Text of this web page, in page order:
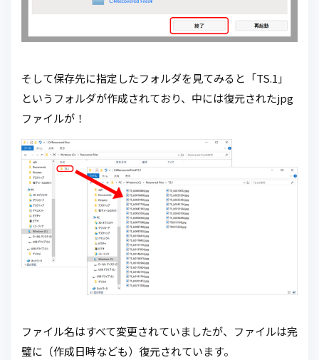
そして保存先に指定したフォルダを見てみると「TS.1」
というフォルダが作成されており、中には復元されたjpg
ファイルが！
ファイル名はすべて変更されていましたが、ファイルは完
璧に（作成日時なども）復元されています。